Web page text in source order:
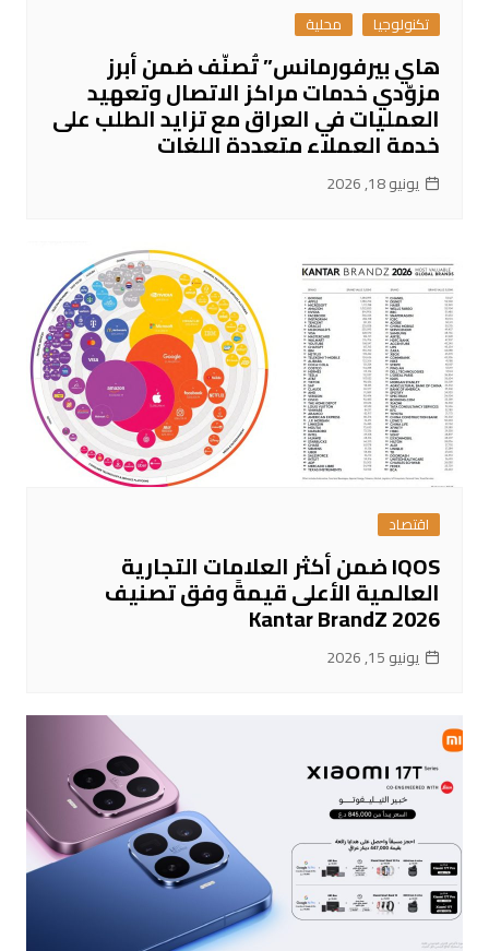
تكنولوجيا محلية
هاي بيرفورمانس” تُصنّف ضمن أبرز
مزوّدي خدمات مراكز الاتصال وتعهيد
العمليات في العراق مع تزايد الطلب على
خدمة العملاء متعددة اللغات
يونيو 18, 2026
اقتصاد
IQOS ضمن أكثر العلامات التجارية
العالمية الأعلى قيمةً وفق تصنيف
Kantar BrandZ 2026
يونيو 15, 2026